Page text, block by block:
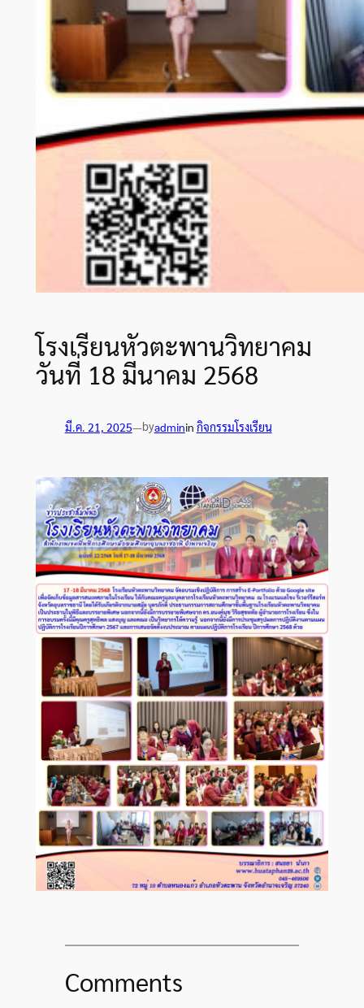
โรงเรียนหัวตะพานวิทยาคม
วันที่ 18 มีนาคม 2568
มี.ค. 21, 2025—byadminin กิจกรรมโรงเรียน
Comments